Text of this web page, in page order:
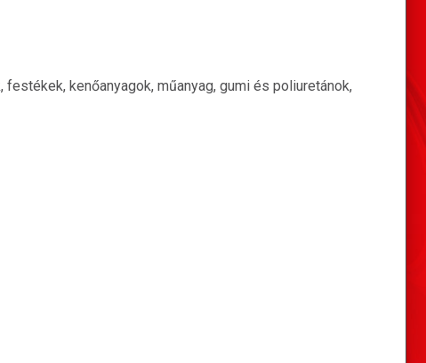
kenőanyagok, műanyag, gumi és poliuretánok,